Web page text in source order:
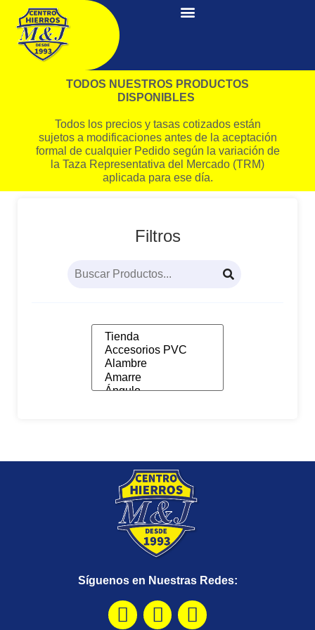
TODOS NUESTROS PRODUCTOS
DISPONIBLES
Todos los precios y tasas cotizados están
sujetos a modificaciones antes de la aceptación
formal de cualquier Pedido según la variación de
la Taza Representativa del Mercado (TRM)
aplicada para ese día.
Filtros
Síguenos en Nuestras Redes: